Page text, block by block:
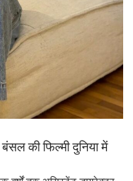
की फिल्मी दुनिया में